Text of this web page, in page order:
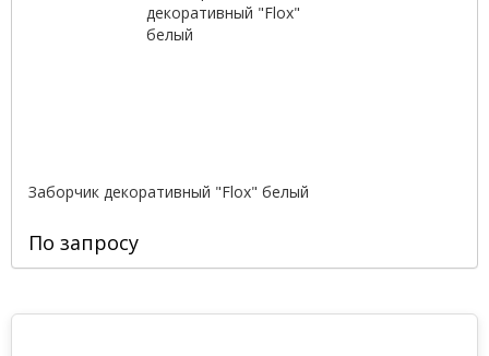
Заборчик декоративный "Flox" белый
По запросу